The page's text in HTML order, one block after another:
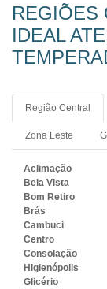
REGIÕES
IDEAL
Região Central
Zona Leste
Aclimação
Bela Vista
Bom Retiro
Brás
Cambuci
Centro
Consolação
Higienópolis
Glicério